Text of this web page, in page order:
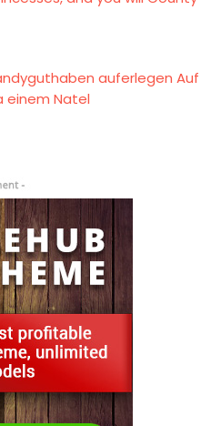
auferlegen Auf
einem Natel